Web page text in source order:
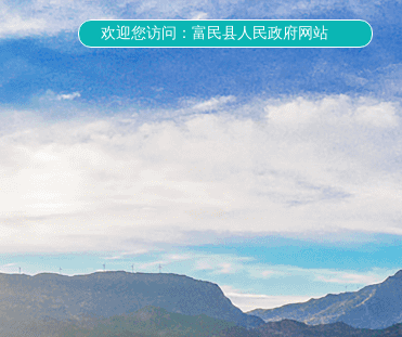
欢迎您访问：富民县人民政府网站